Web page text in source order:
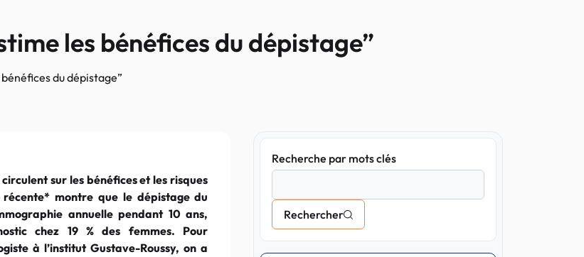
les bénéfices du dépistage”
du dépistage”
sur les bénéfices et les risques
montre que le dépistage du
annuelle pendant 10 ans,
chez 19 % des femmes. Pour
à l’institut Gustave-Roussy, on a
Recherche par mots clés
Rechercher